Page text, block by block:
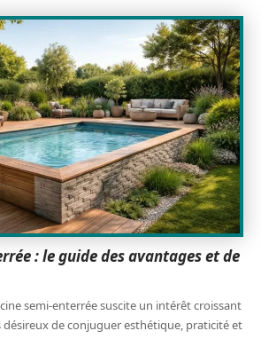
: le guide des avantages et de
semi-enterrée suscite un intérêt croissant
de conjuguer esthétique, praticité et